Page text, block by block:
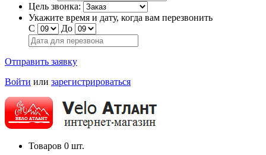
Цель звонка:
Укажите время и дату, когда вам перезвонить
С
До
Отправить заявку
Войти или зарегистрироваться
Товаров 0 шт.